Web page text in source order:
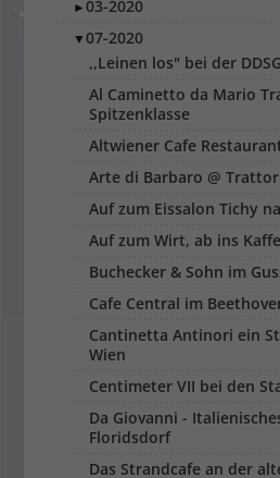
►03-2020
▼07-2020
,,Leinen los" bei der
Al Caminetto da Mario
Spitzenklasse
Altwiener Cafe
Arte di Barbaro @
Auf zum Eissalon Tichy
Auf zum Wirt, ab ins
Buchecker & Sohn im
Cafe Central im
Cantinetta Antinori ein
Wien
Centimeter VII bei den
Da Giovanni -
Floridsdorf
Das Strandcafe an der